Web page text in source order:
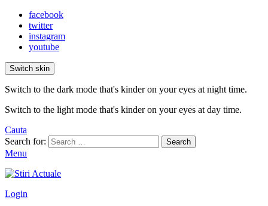
facebook
twitter
instagram
youtube
Switch skin
Switch to the dark mode that's kinder on your eyes at night time.
Switch to the light mode that's kinder on your eyes at day time.
Cauta
Search for:
Search
Menu
Login